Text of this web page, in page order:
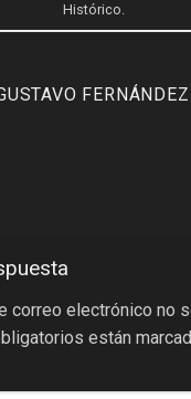
Histórico.
FERNÁNDEZ
correo electrónico no
están